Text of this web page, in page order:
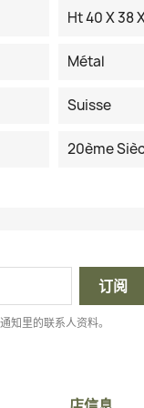
Ht 40 X 38
Métal
Suisse
20ème
知里的联系人资料。